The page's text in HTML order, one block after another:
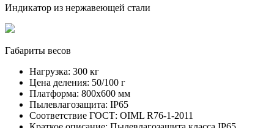
Индикатор из нержавеющей стали
Габариты весов
Нагрузка: 300 кг
Цена деления: 50/100 г
Платформа: 800х600 мм
Пылевлагозащита: IP65
Соответствие ГОСТ: OIML R76-1-2011